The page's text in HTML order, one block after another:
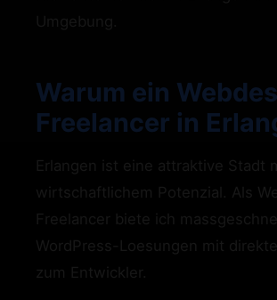
Warum ein
Freelancer in